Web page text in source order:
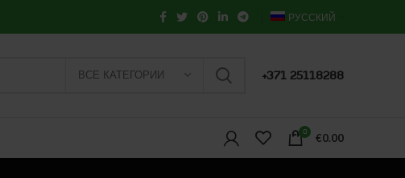
РУССКИЙ
ВСЕ КАТЕГОРИИ +371 25118288
0 €0.00